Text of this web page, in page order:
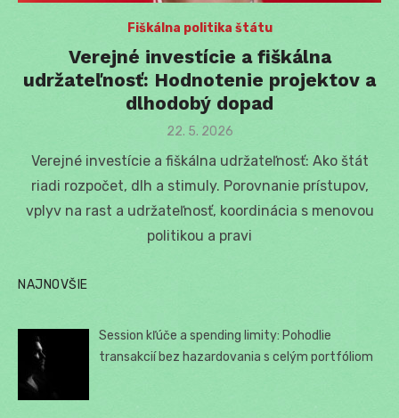
Fiškálna politika štátu
Verejné investície a fiškálna
udržateľnosť: Hodnotenie projektov a
dlhodobý dopad
Posted
22. 5. 2026
Verejné investície a fiškálna udržateľnosť: Ako štát
riadi rozpočet, dlh a stimuly. Porovnanie prístupov,
vplyv na rast a udržateľnosť, koordinácia s menovou
politikou a pravi
NAJNOVŠIE
Session kľúče a spending limity: Pohodlie
transakcií bez hazardovania s celým portfóliom